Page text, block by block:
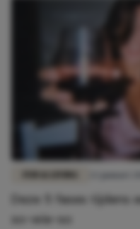
Deze 5 fases tijdens
so-wie-so